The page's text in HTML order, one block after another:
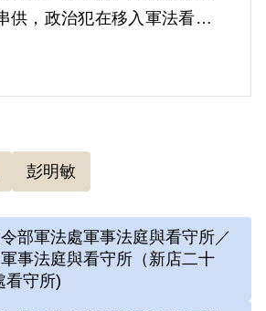
供，政治犯在移入軍法看守
會收到通知，因此政治犯才
)，臺灣臺南人。1971年
案」、「臺南美國新聞處爆
敖案」被捕，時任水泥公司
理員；被捕後拘禁於警備總
處地下室及六張犁看守所進
彭明敏
部軍法處軍事法庭與看守所／
事法庭與看守所（新店二十
看守所)